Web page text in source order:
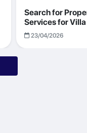
Search for
Services for
Returns with
23/04/2026